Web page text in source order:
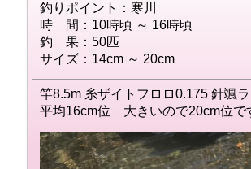
釣りポイント：寒川
時 間：10時頃 ～ 16時頃
釣 果：50匹
サイズ：14cm ～ 20cm
竿8.5m 糸ザイトフロロ0.175 針颯
平均16cm位 大きいので20cm位で